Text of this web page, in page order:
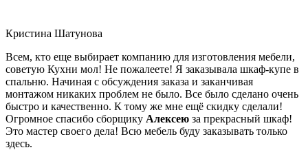
Кристина Шатунова
Всем, кто еще выбирает компанию для изготовления мебели,
советую Кухни мол! Не пожалеете! Я заказывала шкаф-купе в
спальню. Начиная с обсуждения заказа и заканчивая
монтажом никаких проблем не было. Все было сделано очень
быстро и качественно. К тому же мне ещё скидку сделали!
Огромное спасибо сборщику Алексею за прекрасный шкаф!
Это мастер своего дела! Всю мебель буду заказывать только
здесь.